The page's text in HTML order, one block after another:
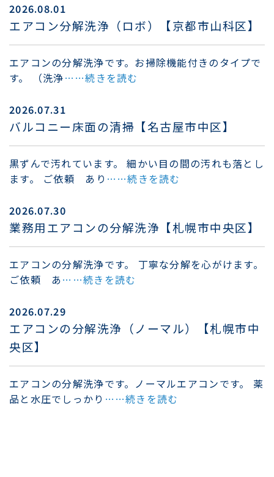
2026.08.01
エアコン分解洗浄（ロボ）【京都市山科区】
エアコンの分解洗浄です。お掃除機能付きのタイプで
す。 （洗浄……続きを読む
2026.07.31
バルコニー床面の清掃【名古屋市中区】
黒ずんで汚れています。 細かい目の間の汚れも落とし
ます。 ご依頼 あり ……続きを読む
2026.07.30
業務用エアコンの分解洗浄【札幌市中央区】
エアコンの分解洗浄です。 丁寧な分解を心がけます。
ご依頼 あ……続きを読む
2026.07.29
エアコンの分解洗浄（ノーマル）【札幌市中
央区】
エアコンの分解洗浄です。ノーマルエアコンです。 薬
品と水圧でしっかり ……続きを読む